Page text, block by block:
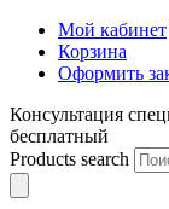
Мой кабинет
Корзина
Оформить
Консультация
бесплатный
Products search